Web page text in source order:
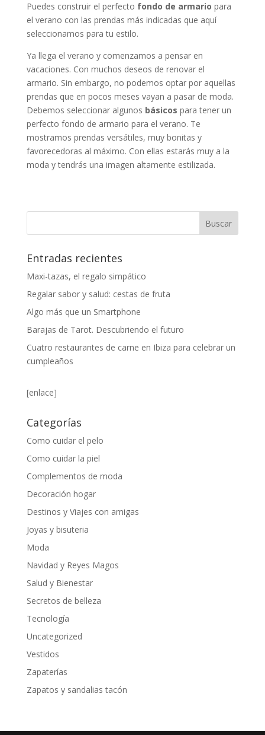
Puedes construir el perfecto fondo de armario para
el verano con las prendas más indicadas que aquí
seleccionamos para tu estilo.
Ya llega el verano y comenzamos a pensar en
vacaciones. Con muchos deseos de renovar el
armario. Sin embargo, no podemos optar por aquellas
prendas que en pocos meses vayan a pasar de moda.
Debemos seleccionar algunos básicos para tener un
perfecto fondo de armario para el verano. Te
mostramos prendas versátiles, muy bonitas y
favorecedoras al máximo. Con ellas estarás muy a la
moda y tendrás una imagen altamente estilizada.
Entradas recientes
Maxi-tazas, el regalo simpático
Regalar sabor y salud: cestas de fruta
Algo más que un Smartphone
Barajas de Tarot. Descubriendo el futuro
Cuatro restaurantes de carne en Ibiza para celebrar un
cumpleaños
[enlace]
Categorías
Como cuidar el pelo
Como cuidar la piel
Complementos de moda
Decoración hogar
Destinos y Viajes con amigas
Joyas y bisuteria
Moda
Navidad y Reyes Magos
Salud y Bienestar
Secretos de belleza
Tecnología
Uncategorized
Vestidos
Zapaterías
Zapatos y sandalias tacón